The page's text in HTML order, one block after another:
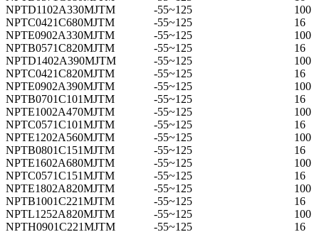
NPTD1102A330MJTM
-55~125
100
NPTC0421C680MJTM
-55~125
16
NPTE0902A330MJTM
-55~125
100
NPTB0571C820MJTM
-55~125
16
NPTD1402A390MJTM
-55~125
100
NPTC0421C820MJTM
-55~125
16
NPTE0902A390MJTM
-55~125
100
NPTB0701C101MJTM
-55~125
16
NPTE1002A470MJTM
-55~125
100
NPTC0571C101MJTM
-55~125
16
NPTE1202A560MJTM
-55~125
100
NPTB0801C151MJTM
-55~125
16
NPTE1602A680MJTM
-55~125
100
NPTC0571C151MJTM
-55~125
16
NPTE1802A820MJTM
-55~125
100
NPTB1001C221MJTM
-55~125
16
NPTL1252A820MJTM
-55~125
100
NPTH0901C221MJTM
-55~125
16